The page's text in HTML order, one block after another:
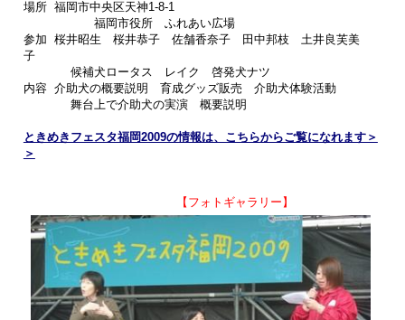
場所 福岡市中央区天神1-8-1
福岡市役所 ふれあい広場
参加 桜井昭生 桜井恭子 佐舗香奈子 田中邦枝 土井良芙美
子
候補犬ロータス レイク 啓発犬ナツ
内容 介助犬の概要説明 育成グッズ販売 介助犬体験活動
舞台上で介助犬の実演 概要説明
ときめきフェスタ福岡2009の情報は、こちらからご覧になれます＞
＞
【フォトギャラリー】